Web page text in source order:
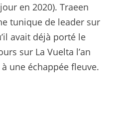
en 2020). Traeen
tunique de leader sur
avait déjà porté le
sur La Vuelta l’an
une échappée fleuve.